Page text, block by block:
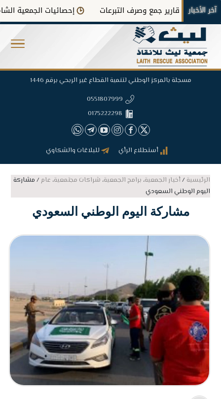
آخر الأخبارتقارير جمع وصرف التبرعات إحصائيات الجمعية الشاملة
مسجلة بالمركز الوطني لتنمية القطاع غير الربحي برقم 1446
0551807999
0175222298
أستطلاع الرأي للبلاغات والشكاوي
الرئيسية /أخبار الجمعية، برامج الجمعية، شراكات مجتمعية، عام / مشاركة
اليوم الوطني السعودي
مشاركة اليوم الوطني السعودي